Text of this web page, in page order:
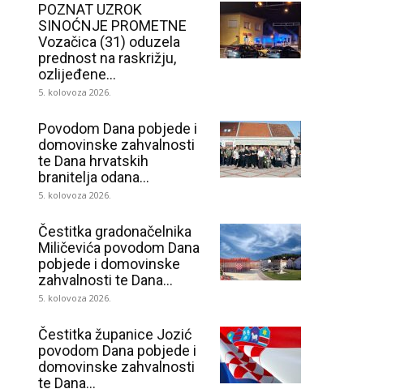
POZNAT UZROK
SINOĆNJE PROMETNE
Vozačica (31) oduzela
prednost na raskrižju,
ozlijeđene...
5. kolovoza 2026.
Povodom Dana pobjede i
domovinske zahvalnosti
te Dana hrvatskih
branitelja odana...
5. kolovoza 2026.
Čestitka gradonačelnika
Miličevića povodom Dana
pobjede i domovinske
zahvalnosti te Dana...
5. kolovoza 2026.
Čestitka županice Jozić
povodom Dana pobjede i
domovinske zahvalnosti
te Dana...